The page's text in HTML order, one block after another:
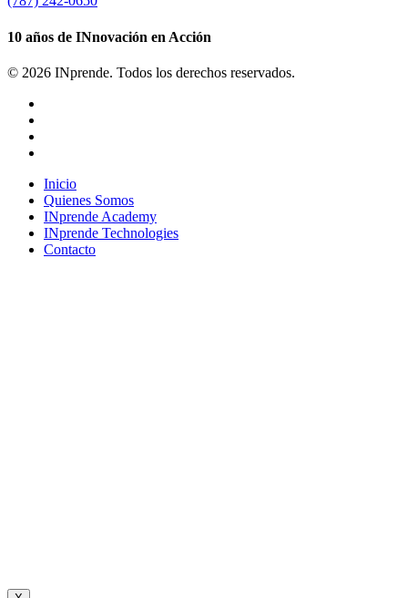
10 años de INnovación en Acción
© 2026 INprende. Todos los derechos reservados.
Close
Menu
Inicio
Quienes Somos
INprende Academy
INprende Technologies
Contacto